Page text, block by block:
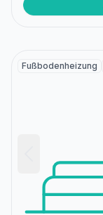
Fußbodenheizung